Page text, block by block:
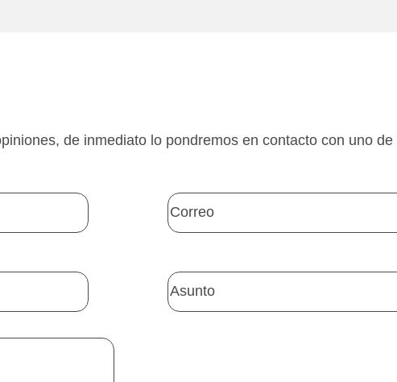
de inmediato lo pondremos en contacto con uno